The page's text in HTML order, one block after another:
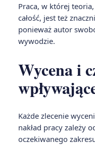
Praca, w której
całość, jest też
ponieważ autor
wywodzie.
Wycena i
Każde zlecenie
nakład pracy zależy
oczekiwanego